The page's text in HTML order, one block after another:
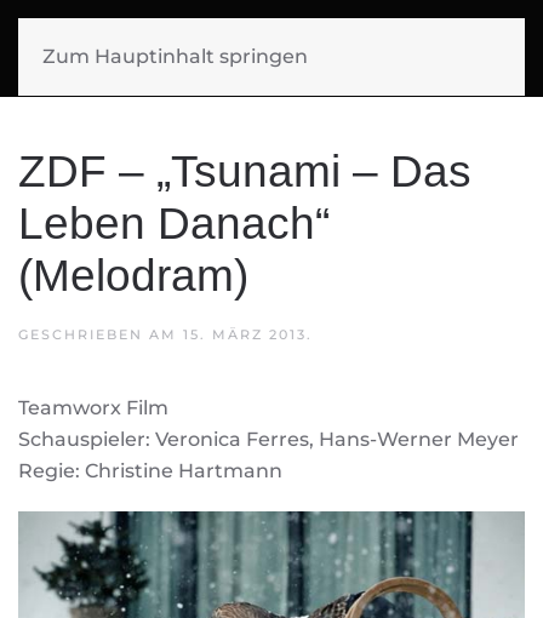
Zum Hauptinhalt springen
SIGGI MUELLER
FILMMUSIK
ZDF – „Tsunami – Das
Leben Danach“
(Melodram)
GESCHRIEBEN AM 15. MÄRZ 2013.
Teamworx Film
Schauspieler: Veronica Ferres, Hans-Werner Meyer
Regie: Christine Hartmann